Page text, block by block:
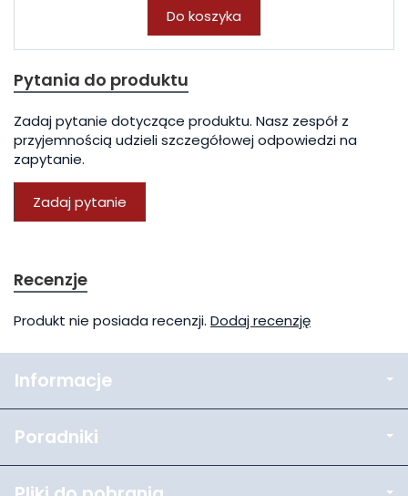
Do koszyka
Pytania do produktu
Zadaj pytanie dotyczące produktu. Nasz zespół z
przyjemnością udzieli szczegółowej odpowiedzi na
zapytanie.
Zadaj pytanie
Recenzje
Produkt nie posiada recenzji. Dodaj recenzję
Informacje
Poradniki